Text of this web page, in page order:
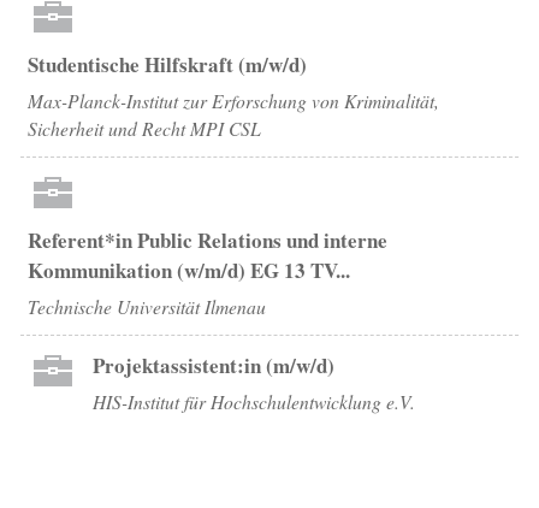
Studentische Hilfskraft (m/w/d)
Max-Planck-Institut zur Erforschung von Kriminalität,
Sicherheit und Recht MPI CSL
Referent*in Public Relations und interne
Kommunikation (w/m/d) EG 13 TV...
Technische Universität Ilmenau
Projektassistent:in (m/w/d)
HIS-Institut für Hochschulentwicklung e.V.